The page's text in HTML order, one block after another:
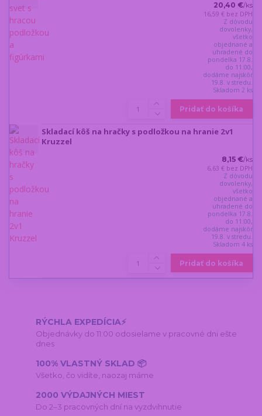
20,40 €/ks
16,59 € bez DPH
Z dôvodu
dovolenky,
všetko
objednané a
uhradené do
pondelka 17.8.
do 11:00,
dodáme najskôr
19.8. v stredu.
Skladom 2 ks
Pridať do košíka
Skladací kôš na hračky s podložkou na hranie 2v1
Kruzzel
8,15 €/ks
6,63 € bez DPH
Z dôvodu
dovolenky,
všetko
objednané a
uhradené do
pondelka 17.8.
do 11:00,
dodáme najskôr
19.8. v stredu.
Skladom 4 ks
Pridať do košíka
RÝCHLA EXPEDÍCIA⚡
Objednávky do 11:00 odosielame v pracovné dni ešte
dnes
100% VLASTNÝ SKLAD 📦
Všetko, čo vidíte, naozaj máme
2000 VÝDAJNÝCH MIEST
Do 2–3 pracovných dní na vyzdvihnutie